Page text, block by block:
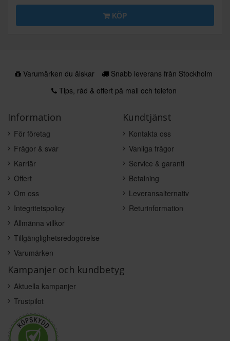
KÖP
Varumärken du älskar
Snabb leverans från Stockholm
Tips, råd & offert på mail och telefon
Information
För företag
Frågor & svar
Karriär
Offert
Om oss
Integritetspolicy
Allmänna villkor
Tillgänglighetsredogörelse
Varumärken
Kundtjänst
Kontakta oss
Vanliga frågor
Service & garanti
Betalning
Leveransalternativ
Returinformation
Kampanjer och kundbetyg
Aktuella kampanjer
Trustpilot